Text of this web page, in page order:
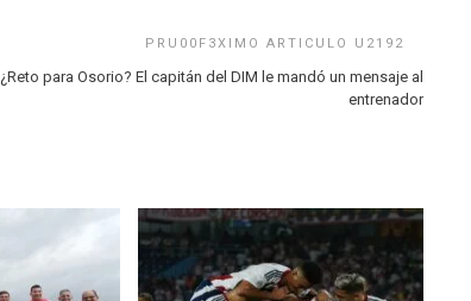
¿Reto para Osorio? El capitán del DIM le mandó un mensaje al
entrenador